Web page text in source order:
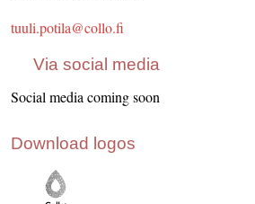
tuuli.potila@collo.fi
Via social media
Social media coming soon
Download logos